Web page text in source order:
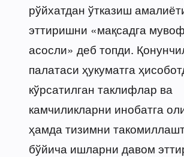
рўйхатдан ўтказиш
эттиришни «мақсадга
асосли» деб топди.
палатаси ҳукуматга
кўрсатилган таклифлар ва
камчиликларни инобатга
ҳамда тизимни
бўйича ишларни давом